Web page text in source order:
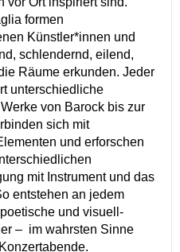
formen
Künstler*innen und
schlendernd, eilend,
Räume erkunden. Jeder
unterschiedliche
von Barock bis zur
sich mit
und erforschen
mit Instrument und das
entstehen an jedem
und visuell-
– im wahrsten Sinne